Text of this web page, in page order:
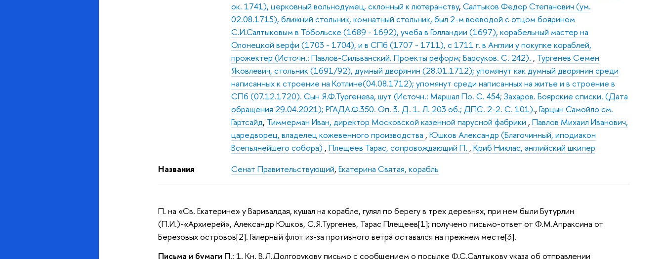
ок. 1741), церковный вольнодумец, склонный к лютеранству,Салтыков Федор Степанович (ум.
02.08.1715), ближний стольник, комнатный стольник, был 2-м воеводой с отцом боярином
С.И.Салтыковым в Тобольске (1689 - 1692), учеба в Голландии (1697), корабельный мастер на
Олонецкой верфи (1703 - 1704), и в СПб (1707 - 1711), с 1711 г. в Англии у покупке кораблей,
прожектер (Источн.: Павлов-Сильванский. Проекты реформ; Барсуков. С. 242). , Тургенев Семен
Яковлевич, стольник (1691/92), думный дворянин (28.01.1712); упомянут как думный дворянин среди
написанных к строение на Котлине(04.08.1712); упомянут среди написанных на житье и в строение в
СПб (07.12.1720). Сын Я.Ф.Тургенева, шут (Источн.: Маршал По. С. 454; Захаров. Боярские списки. (Дата
обращения 29.04.2021); РГАДА.Ф.350. Оп. 3. Д. 1. Л. 203 об.; ДПС. 2-2. С. 101).,Гарцын Самойло см.
Гартсайд, Тиммерман Иван, директор Московской казенной парусной фабрики ,Павлов Михаил Иванович,
царедворец, владелец кожевенного производства ,Юшков Александр (Благочинный, иподиакон
Всепьянейшего собора) ,Плещеев Тарас, сопровождающий П. ,Криб Никлас, английский шкипер
Названия
Сенат Правительствующий,Екатерина Святая, корабль
П. на «Св. Екатерине» у Варивалдая, кушал на корабле, гулял по берегу в трех деревнях, при нем были Бутурлин
(П.И.)-«Архиерей», Александр Юшков, С.Я.Тургенев, Тарас Плещеев[1]; получено письмо-ответ от Ф.М.Апраксина от
Березовых островов[2]. Галерный флот из-за противного ветра оставался на прежнем месте[3].
Письма и бумаги П.: 1. Кн. В.Л.Долгорукову письмо с сообщением о посылке Ф.С.Салтыкову указа об отправлении